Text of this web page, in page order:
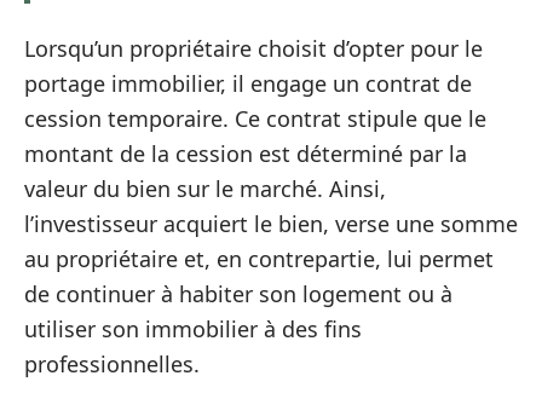
Lorsqu’un propriétaire choisit d’opter pour le
portage immobilier, il engage un contrat de
cession temporaire. Ce contrat stipule que le
montant de la cession est déterminé par la
valeur du bien sur le marché. Ainsi,
l’investisseur acquiert le bien, verse une somme
au propriétaire et, en contrepartie, lui permet
de continuer à habiter son logement ou à
utiliser son immobilier à des fins
professionnelles.